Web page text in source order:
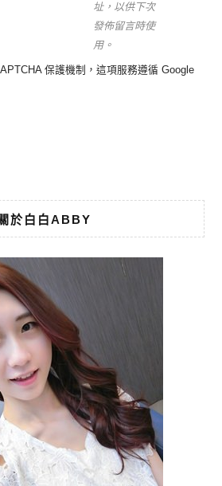
址，以供下次
發佈留言時使
用。
保護機制，這項服務遵循 Google
關於白白ABBY